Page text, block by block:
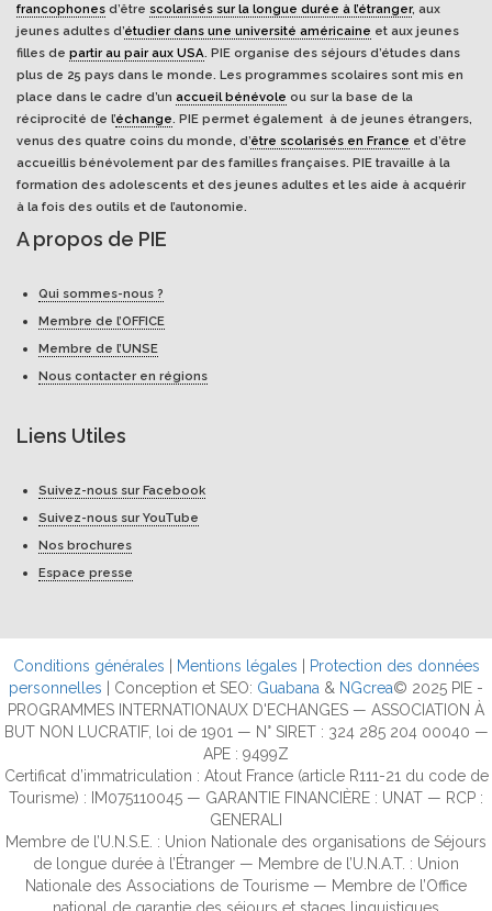
francophones d’être scolarisés sur la longue durée à l’étranger, aux
jeunes adultes d’étudier dans une université américaine et aux jeunes
filles de partir au pair aux USA. PIE organise des séjours d’études dans
plus de 25 pays dans le monde. Les programmes scolaires sont mis en
place dans le cadre d’un accueil bénévole ou sur la base de la
réciprocité de l’échange. PIE permet également à de jeunes étrangers,
venus des quatre coins du monde, d’être scolarisés en France et d’être
accueillis bénévolement par des familles françaises. PIE travaille à la
formation des adolescents et des jeunes adultes et les aide à acquérir
à la fois des outils et de l’autonomie.
A propos de PIE
Qui sommes-nous ?
Membre de l’OFFICE
Membre de l’UNSE
Nous contacter en régions
Liens Utiles
Suivez-nous sur Facebook
Suivez-nous sur YouTube
Nos brochures
Espace presse
Conditions générales Mentions légales
Protection des données
personnelles | Conception et SEO: Guabana & NGcrea© 2025 PIE -
PROGRAMMES INTERNATIONAUX D'ECHANGES — ASSOCIATION À
BUT NON LUCRATIF, loi de 1901 — N° SIRET : 324 285 204 00040 —
APE : 9499Z
Certificat d’immatriculation : Atout France (article R111-21 du code de
Tourisme) : IM075110045 — GARANTIE FINANCIÈRE : UNAT — RCP :
GENERALI
Membre de l’U.N.S.E. : Union Nationale des organisations de Séjours
de longue durée à l’Étranger — Membre de l’U.N.A.T. : Union
Nationale des Associations de Tourisme — Membre de l’Office